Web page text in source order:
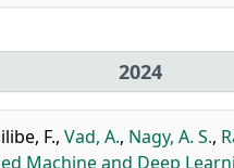
2024
F., Vad, A., Nagy, A. S.,
Machine and Deep